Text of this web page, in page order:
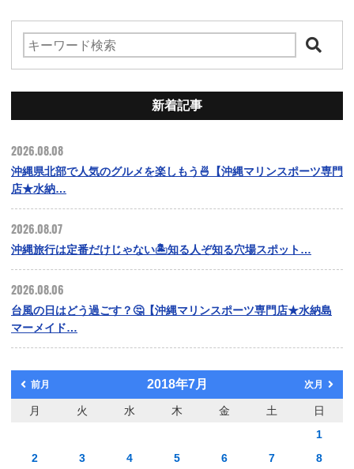
新着記事
2026.08.08
沖縄県北部で人気のグルメを楽しもう🍜【沖縄マリンスポーツ専門
店★水納…
2026.08.07
沖縄旅行は定番だけじゃない🏝️知る人ぞ知る穴場スポット…
2026.08.06
台風の日はどう過ごす？🤔【沖縄マリンスポーツ専門店★水納島
マーメイド…
前月 2018年7月 次月
月 火 水 木 金 土
日
1
2
3 4 5 6 7
8